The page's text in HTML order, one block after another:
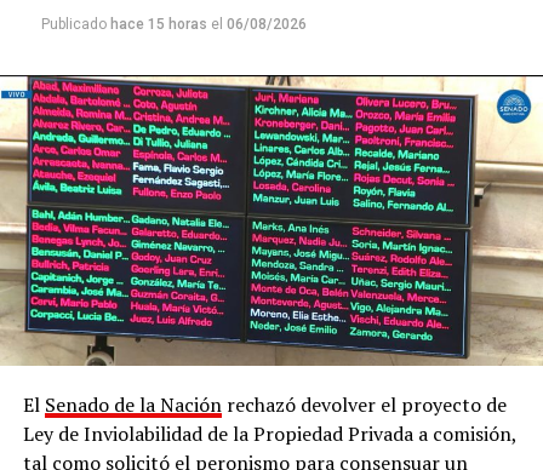
ribereñas, al igual que el 65% de los ríos y el 41% de las
Marcha contra la Ley de Tierras en Posadas
Publicado hace 15 horas el 06/08/2026
El Senado de la Naciónrechazó devolver el proyecto de
Ley de Inviolabilidad de la Propiedad Privada a comisión,
tal como solicitó el peronismo para consensuar un